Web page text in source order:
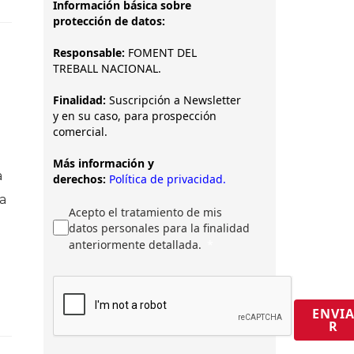
Información básica sobre
protección de datos:
Responsable: FOMENT DEL
TREBALL NACIONAL.
Finalidad: Suscripción a Newsletter
y en su caso, para prospección
comercial.
Más información y
derechos: Política de privacidad.
Acepto el tratamiento de mis
datos personales para la finalidad
anteriormente detallada.
ENVIA
R